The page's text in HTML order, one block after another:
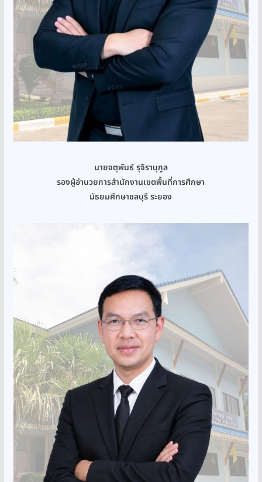
นายจตุพันธ์ รุจิรานุกูล
รองผู้อำนวยการสำนักงานเขตพื้นที่การศึกษา
มัธยมศึกษาชลบุรี ระยอง